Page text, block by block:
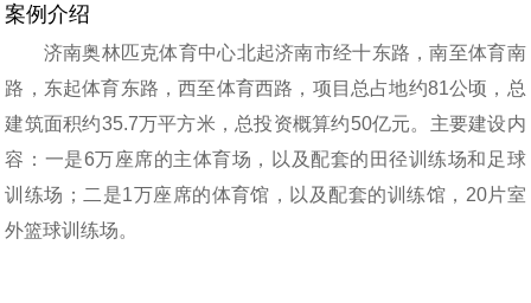
案例介绍
济南奥林匹克体育中心北起济南市经十东路，南至体育南
路，东起体育东路，西至体育西路，项目总占地约81公顷，总
建筑面积约35.7万平方米，总投资概算约50亿元。主要建设内
容：一是6万座席的主体育场，以及配套的田径训练场和足球
训练场；二是1万座席的体育馆，以及配套的训练馆，20片室
外篮球训练场。